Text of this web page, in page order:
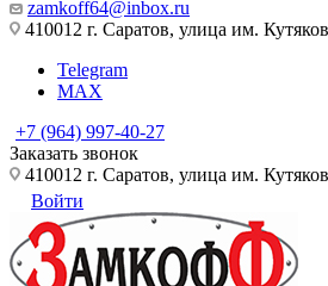
zamkoff64@inbox.ru
410012 г. Саратов, улица им.
Telegram
MAX
+7 (964) 997-40-27
Заказать звонок
410012 г. Саратов, улица им.
Войти